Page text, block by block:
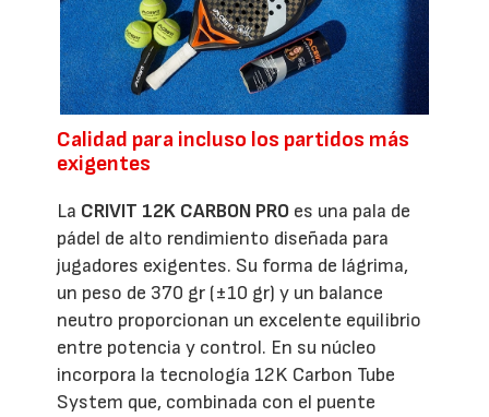
Calidad para incluso los partidos más
exigentes
La CRIVIT 12K CARBON PRO es una pala de
pádel de alto rendimiento diseñada para
jugadores exigentes. Su forma de lágrima,
un peso de 370 gr (±10 gr) y un balance
neutro proporcionan un excelente equilibrio
entre potencia y control. En su núcleo
incorpora la tecnología 12K Carbon Tube
System que, combinada con el puente